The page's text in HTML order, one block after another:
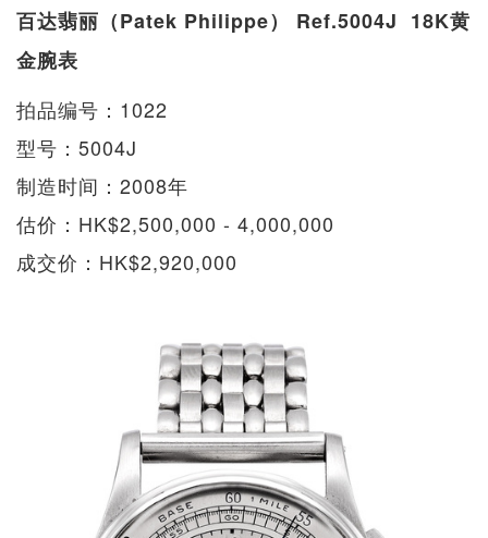
百达翡丽（Patek Philippe） Ref.5004J 18K黄
金腕表
拍品编号：1022
型号：5004J
制造时间：2008年
估价：HK$2,500,000 - 4,000,000
成交价：HK$2,920,000